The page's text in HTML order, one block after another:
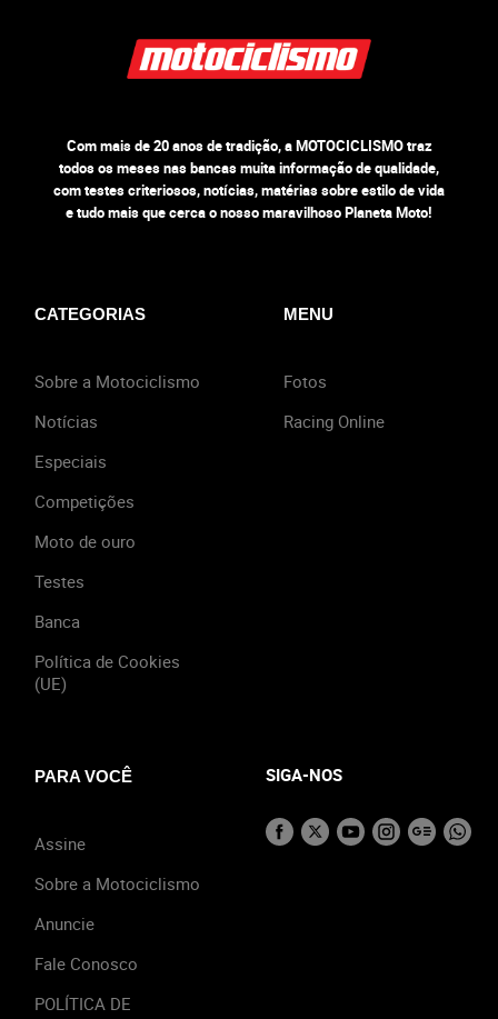
Com mais de 20 anos de tradição, a MOTOCICLISMO traz
todos os meses nas bancas muita informação de qualidade,
com testes criteriosos, notícias, matérias sobre estilo de vida
e tudo mais que cerca o nosso maravilhoso Planeta Moto!
CATEGORIAS
Sobre a Motociclismo
Notícias
Especiais
Competições
Moto de ouro
Testes
Banca
Política de Cookies
(UE)
MENU
Fotos
Racing Online
PARA VOCÊ
Assine
Sobre a Motociclismo
Anuncie
Fale Conosco
POLÍTICA DE
SIGA-NOS